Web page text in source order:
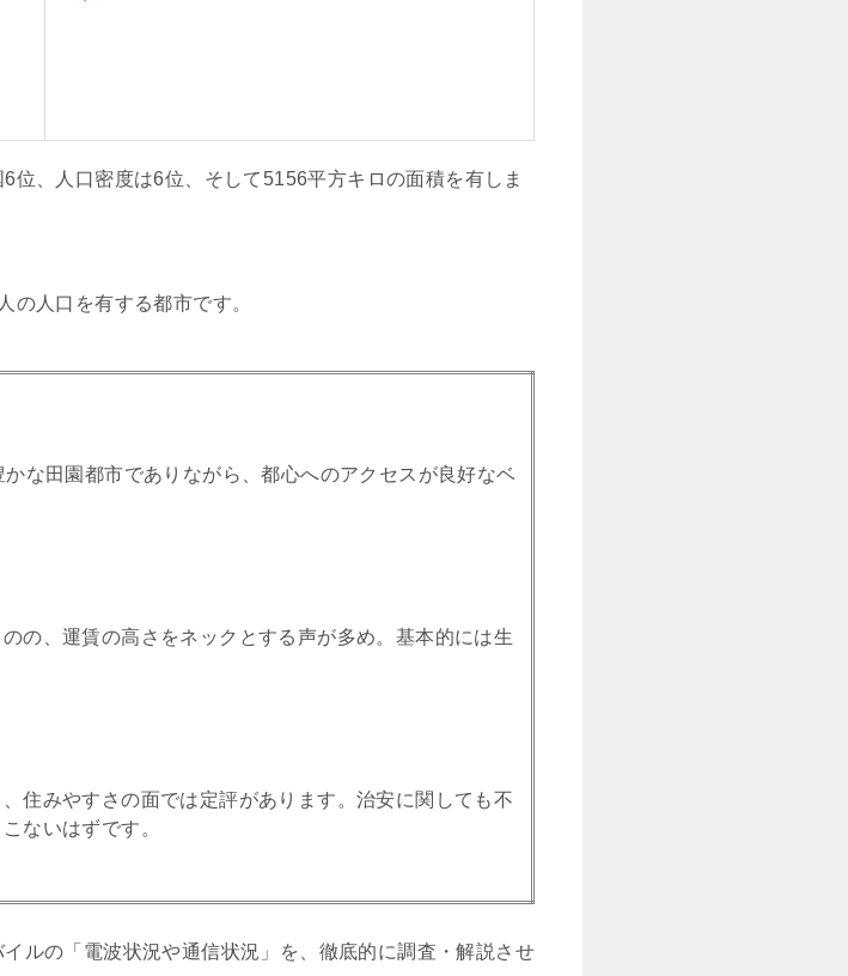
位、人口密度は6位、そして5156平方キロの面積を有しま
の人口を有する都市です。
な田園都市でありながら、都心へのアクセスが良好なベ
の、運賃の高さをネックとする声が多め。基本的には生
住みやすさの面では定評があります。治安に関しても不
ないはずです。
ルの「電波状況や通信状況」を、徹底的に調査・解説させ